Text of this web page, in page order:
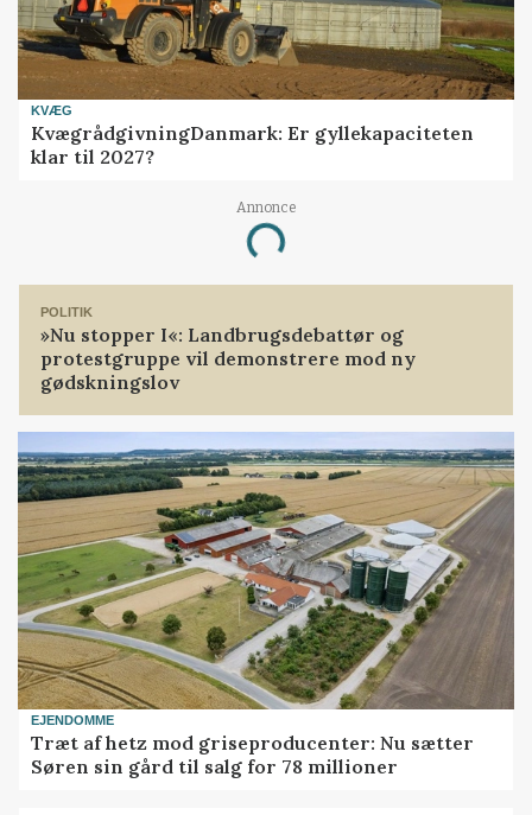
KVÆG
KvægrådgivningDanmark: Er gyllekapaciteten
klar til 2027?
Annonce
Loading...
POLITIK
»Nu stopper I«: Landbrugsdebattør og
protestgruppe vil demonstrere mod ny
gødskningslov
EJENDOMME
Træt af hetz mod griseproducenter: Nu sætter
Søren sin gård til salg for 78 millioner